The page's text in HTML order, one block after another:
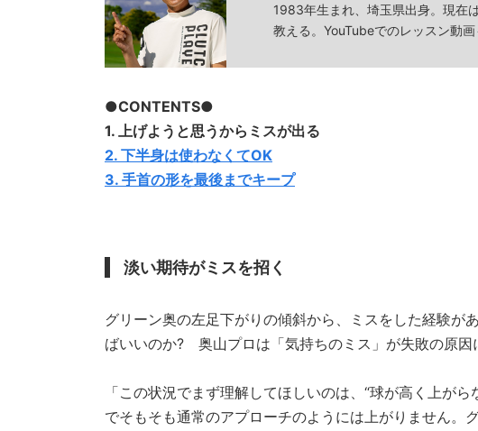
1983年生まれ、埼玉県出身。現在
教える。YouTubeでのレッスン動
●CONTENTS●
1. 上げようと思うからミスが出る
2. 下半身は使わなくてOK
3. 手首の形を最後までキープ
淡い期待がミスを招く
グリーン奥の左足下がりの傾斜から、ミスをした経験が
ばいいのか? 奥山プロは「気持ちのミス」が失敗の原因
「この状況でまず理解してほしいのは、“球が高く上が
でそもそも通常のアプローチのようには上がりません。